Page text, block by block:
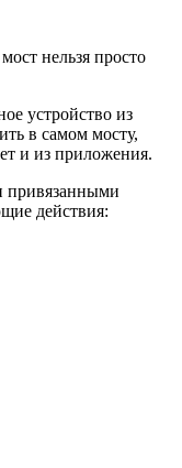
нельзя просто
устройство из
в самом мосту,
и из приложения.
привязанными
действия: